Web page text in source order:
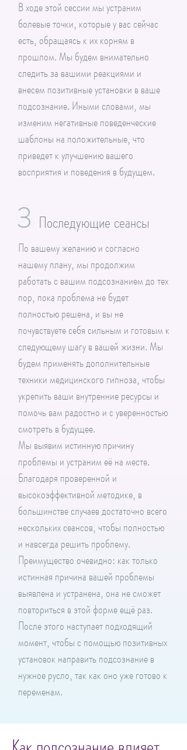
В ходе этой сессии мы устраним
болевые точки, которые у вас сейчас
есть, обращаясь к их корням в
прошлом. Мы будем внимательно
следить за вашими реакциями и
внесем позитивные установки в ваше
подсознание. Иными словами, мы
изменим негативные поведенческие
шаблоны на положительные, что
приведет к улучшению вашего
восприятия и поведения в будущем.
3 Последующие сеансы
По вашему желанию и согласно
нашему плану, мы продолжим
работать с вашим подсознанием до тех
пор, пока проблема не будет
полностью решена, и вы не
почувствуете себя сильным и готовым к
следующему шагу в вашей жизни. Мы
будем применять дополнительные
техники медицинского гипноза, чтобы
укрепить ваши внутренние ресурсы и
помочь вам радостно и с уверенностью
смотреть в будущее.
Мы выявим истинную причину
проблемы и устраним её на месте.
Благодаря проверенной и
высокоэффективной методике, в
большинстве случаев достаточно всего
нескольких сеансов, чтобы полностью
и навсегда решить проблему.
Преимущество очевидно: как только
истинная причина вашей проблемы
выявлена и устранена, она не сможет
повториться в этой форме ещё раз.
После этого наступает подходящий
момент, чтобы с помощью позитивных
установок направить подсознание в
нужное русло, так как оно уже готово к
переменам.